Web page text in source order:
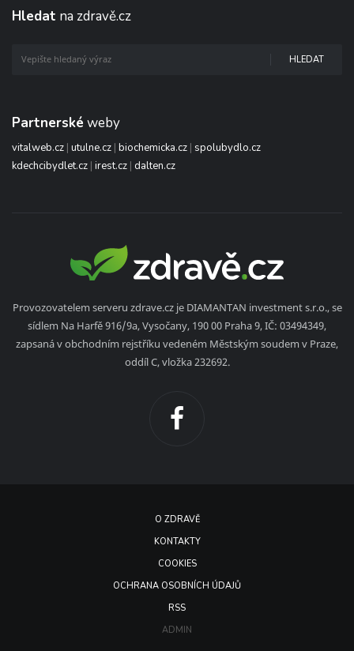
Hledat na zdravě.cz
HLEDAT
Partnerské weby
vitalweb.cz | utulne.cz | biochemicka.cz | spolubydlo.cz
kdechcibydlet.cz | irest.cz | dalten.cz
Provozovatelem serveru zdrave.cz je DIAMANTAN investment s.r.o., se
sídlem Na Harfě 916/9a, Vysočany, 190 00 Praha 9, IČ: 03494349,
zapsaná v obchodním rejstříku vedeném Městským soudem v Praze,
oddíl C, vložka 232692.
O ZDRAVĚ
KONTAKTY
COOKIES
OCHRANA OSOBNÍCH ÚDAJŮ
RSS
ADMIN